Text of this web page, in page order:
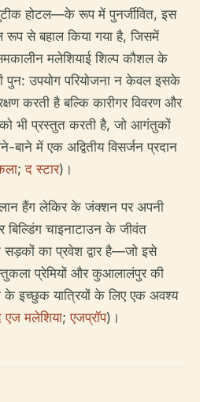
होटल—के रूप में पुनर्जीवित, इस
रूप से बहाल किया गया है, जिसमें
मलेशियाई शिल्प कौशल के
पुन: उपयोग परियोजना न केवल इसके
करती है बल्कि कारीगर विवरण और
भी प्रस्तुत करती है, जो आगंतुकों
में एक अद्वितीय विसर्जन प्रदान
;द स्टार)।
हैंग लेकिर के जंक्शन पर अपनी
चाइनाटाउन के जीवंत
सड़कों का प्रवेश द्वार है—जो इसे
प्रेमियों और कुआलालंपुर की
के इच्छुक यात्रियों के लिए एक अवश्य
एज मलेशिया;एजप्रॉप)।